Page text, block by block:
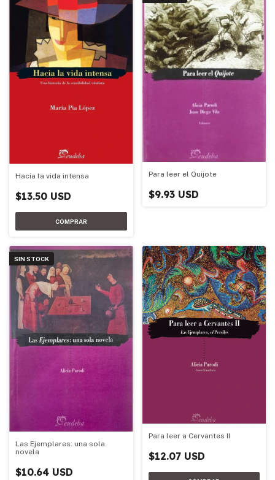
Hacia la vida intensa
$13.50 USD
Para leer el Quijote
$9.93 USD
SIN STOCK
Las Ejemplares: una sola
novela
$10.64 USD
Para leer a Cervantes II
$12.07 USD